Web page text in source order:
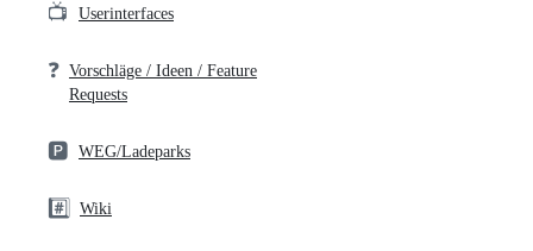
📺 Userinterfaces
❓ Vorschläge / Ideen / Feature
Requests
🅿️ WEG/Ladeparks
#️⃣ Wiki